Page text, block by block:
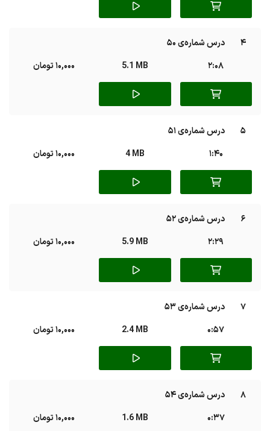
4
درس شماره‌ی 50
2:08
5.1 MB 10,000 تومان
5
درس شماره‌ی 51
1:40
4 MB 10,000 تومان
6
درس شماره‌ی 52
2:29
5.9 MB 10,000 تومان
7
درس شماره‌ی 53
0:57
2.4 MB 10,000 تومان
8
درس شماره‌ی 54
0:37
1.6 MB 10,000 تومان